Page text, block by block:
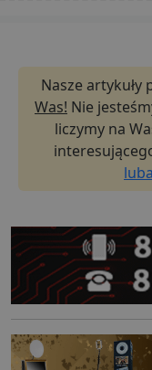
Nasze artykuły
Was! Nie
liczymy na